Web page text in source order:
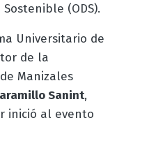
(ODS).
Universitario de
de la
Manizales
Sanint,
inició al evento